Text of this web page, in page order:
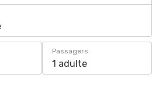
Passagers
1 adulte